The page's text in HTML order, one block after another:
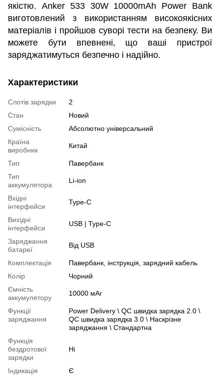
якістю. Anker 533 30W 10000mAh Power Bank
виготовлений з використанням високоякісних
матеріалів і пройшов суворі тести на безпеку. Ви
можете бути впевнені, що ваші пристрої
заряджатимуться безпечно і надійно.
Характеристики
Слотів зарядки
2
Стан
Новий
Сумісність
Абсолютно універсальний
Країна
виробник
Китай
Тип
Павербанк
Тип
аккумулятора
Li-ion
Вхідні
інтерфейси
Type-C
Вихідні
інтерфейси
USB | Type-C
Заряджання
батареї
Від USB
Комплектація
Павербанк, інструкція, зарядний кабель
Колір
Чорний
Ємність
аккумулятору
10000 мАг
Функції
заряджання
Power Delivery \ QC швидка зарядка 2.0 \
QC швидка зарядка 3.0 \ Наскрізне
заряджання \ Стандартна
Функція
бездротової
зарядки
Ні
Індикація
Є